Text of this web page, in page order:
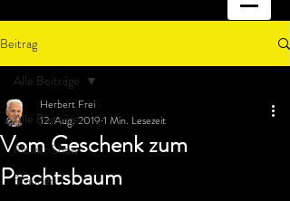
Beitrag
Alle Beiträge
Flower Show
Stauden
Alle Beiträge
Vom Geschenk zum
Prachtsbaum
Herbert Frei
12. Aug. 2019 1 Min. Lesezeit